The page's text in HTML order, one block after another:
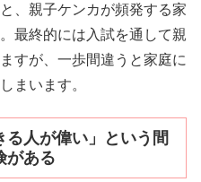
、親子ケンカが頻発する家
最終的には入試を通して親
すが、一歩間違うと家庭に
まいます。
人が偉い」という間
がある